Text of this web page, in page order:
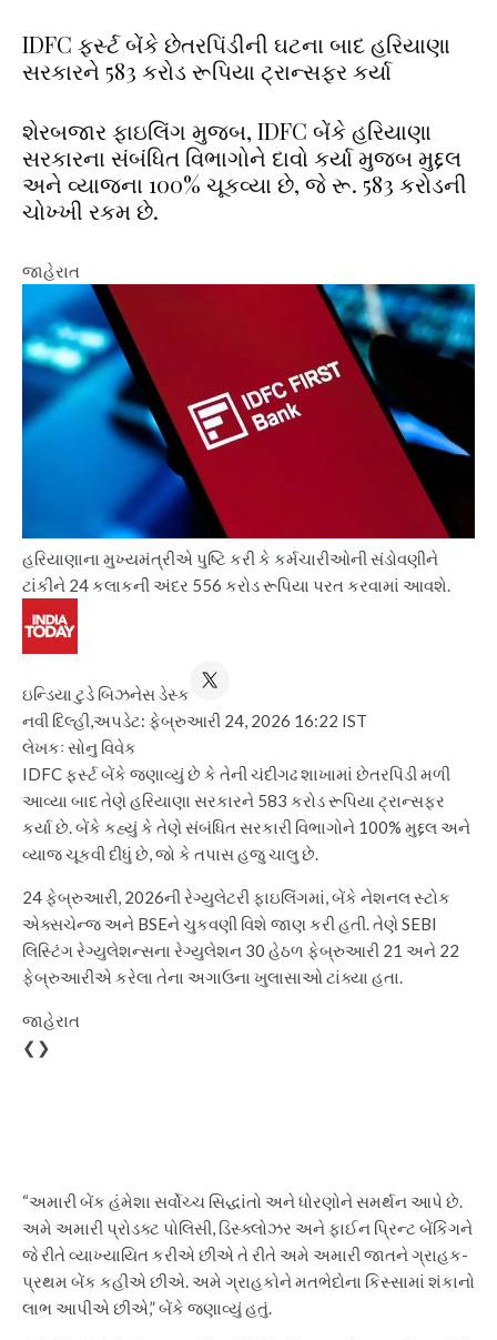
IDFC ફર્સ્ટ બેંકે છેતરપિંડીની ઘટના બાદ હરિયાણા
સરકારને 583 કરોડ રૂપિયા ટ્રાન્સફર કર્યા
શેરબજાર ફાઇલિંગ મુજબ, IDFC બેંકે હરિયાણા
સરકારના સંબંધિત વિભાગોને દાવો કર્યા મુજબ મુદ્દલ
અને વ્યાજના 100% ચૂકવ્યા છે, જે રૂ. 583 કરોડની
ચોખ્ખી રકમ છે.
જાહેરાત
હરિયાણાના મુખ્યમંત્રીએ પુષ્ટિ કરી કે કર્મચારીઓની સંડોવણીને
ટાંકીને 24 કલાકની અંદર 556 કરોડ રૂપિયા પરત કરવામાં આવશે.
ઇન્ડિયા ટુડે બિઝનેસ ડેસ્ક
નવી દિલ્હી,અપડેટ: ફેબ્રુઆરી 24, 2026 16:22 IST
લેખકઃ સોનુ વિવેક
IDFC ફર્સ્ટ બેંકે જણાવ્યું છે કે તેની ચંદીગઢ શાખામાં છેતરપિંડી મળી
આવ્યા બાદ તેણે હરિયાણા સરકારને 583 કરોડ રૂપિયા ટ્રાન્સફર
કર્યા છે. બેંકે કહ્યું કે તેણે સંબંધિત સરકારી વિભાગોને 100% મુદ્દલ અને
વ્યાજ ચૂકવી દીધું છે, જો કે તપાસ હજુ ચાલુ છે.
24 ફેબ્રુઆરી, 2026ની રેગ્યુલેટરી ફાઇલિંગમાં, બેંકે નેશનલ સ્ટોક
એક્સચેન્જ અને BSEને ચુકવણી વિશે જાણ કરી હતી. તેણે SEBI
લિસ્ટિંગ રેગ્યુલેશન્સના રેગ્યુલેશન 30 હેઠળ ફેબ્રુઆરી 21 અને 22
ફેબ્રુઆરીએ કરેલા તેના અગાઉના ખુલાસાઓ ટાંક્યા હતા.
જાહેરાત
❮❯
“અમારી બેંક હંમેશા સર્વોચ્ચ સિદ્ધાંતો અને ધોરણોને સમર્થન આપે છે.
અમે અમારી પ્રોડક્ટ પોલિસી, ડિસ્ક્લોઝર અને ફાઈન પ્રિન્ટ બેંકિંગને
જે રીતે વ્યાખ્યાયિત કરીએ છીએ તે રીતે અમે અમારી જાતને ગ્રાહક-
પ્રથમ બેંક કહીએ છીએ. અમે ગ્રાહકોને મતભેદોના કિસ્સામાં શંકાનો
લાભ આપીએ છીએ,” બેંકે જણાવ્યું હતું.